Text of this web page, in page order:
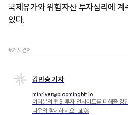
국제유가와 위험자산 투자심리에
있다.
#거시경제
강민승 기자
minriver@bloomingbit.io
여러분의 웹3 투자 인사이트를 더해줄 강
나우와 함께하세요! 📊🚀